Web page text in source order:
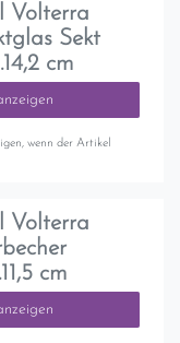
Volterra
Sekt
cm
wenn der Artikel
Volterra
cm